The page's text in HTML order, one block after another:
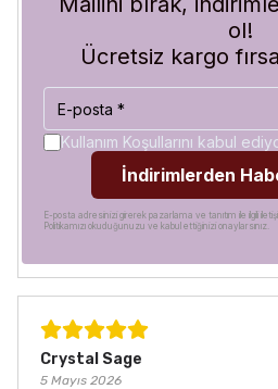
30 Temmuz 2026
Satın Alınmış
Görür görmez çok beğendim. Hem
hem de koruma olarak çok
için teşekkürler
Crystal Sage
5 Mayıs 2026
ol!
Ücretsiz kargo
Kullanım Koşullarını kabul
İndirimlerden
E-posta adresinizi girerek pazarlama ve tanıtım ile ilgili
Politikamızı okuduğunuzu ve kabul ettiğinizi onaylarsınız.